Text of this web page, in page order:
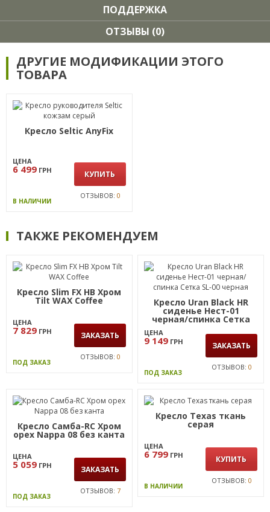
ПОДДЕРЖКА
ОТЗЫВЫ (0)
ДРУГИЕ МОДИФИКАЦИИ ЭТОГО
ТОВАРА
Кресло Seltic AnyFix
ЦЕНА
6 499 ГРН КУПИТЬ
В НАЛИЧИИ
ОТЗЫВОВ: 0
ТАКЖЕ РЕКОМЕНДУЕМ
Кресло Slim FX HB Хром
Tilt WAX Coffee
ЦЕНА
7 829 ГРН ЗАКАЗАТЬ
ПОД ЗАКАЗ
ОТЗЫВОВ: 0
Кресло Uran Black HR
сиденье Нест-01
черная/спинка Сетка
ЦЕНА
9 149 ГРН ЗАКАЗАТЬ
ПОД ЗАКАЗ
ОТЗЫВОВ: 0
Кресло Самба-RC Хром
орех Nappa 08 без канта
ЦЕНА
5 059 ГРН ЗАКАЗАТЬ
ПОД ЗАКАЗ
ОТЗЫВОВ: 7
Кресло Texas ткань
серая
ЦЕНА
6 799 ГРН КУПИТЬ
В НАЛИЧИИ
ОТЗЫВОВ: 0